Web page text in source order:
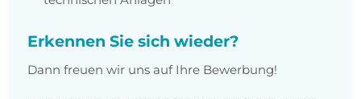
Erkennen Sie sich wieder?
Dann freuen wir uns auf Ihre Bewerbung!